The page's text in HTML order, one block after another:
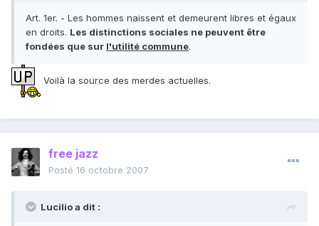
Art. 1er. - Les hommes naissent et demeurent libres et égaux
en droits. Les distinctions sociales ne peuvent être
fondées que sur l'utilité commune.
Voilà la source des merdes actuelles.
free jazz
Posté 16 octobre 2007
Lucilio a dit :